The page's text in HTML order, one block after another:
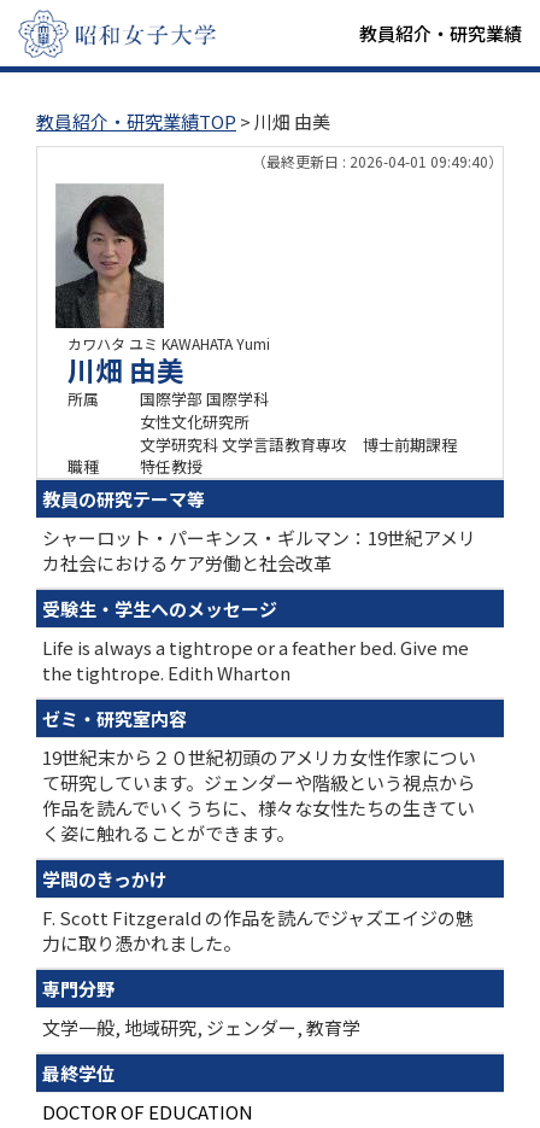
教員紹介・研究業績
教員紹介・研究業績TOP > 川畑 由美
（最終更新日 : 2026-04-01 09:49:40）
カワハタ ユミ KAWAHATA Yumi
川畑 由美
所属
国際学部 国際学科
女性文化研究所
文学研究科 文学言語教育専攻 博士前期課程
職種
特任教授
教員の研究テーマ等
シャーロット・パーキンス・ギルマン：19世紀アメリ
カ社会におけるケア労働と社会改革
受験生・学生へのメッセージ
Life is always a tightrope or a feather bed. Give me
the tightrope. Edith Wharton
ゼミ・研究室内容
19世紀末から２０世紀初頭のアメリカ女性作家につい
て研究しています。ジェンダーや階級という視点から
作品を読んでいくうちに、様々な女性たちの生きてい
く姿に触れることができます。
学問のきっかけ
F. Scott Fitzgerald の作品を読んでジャズエイジの魅
力に取り憑かれました。
専門分野
文学一般, 地域研究, ジェンダー, 教育学
最終学位
DOCTOR OF EDUCATION